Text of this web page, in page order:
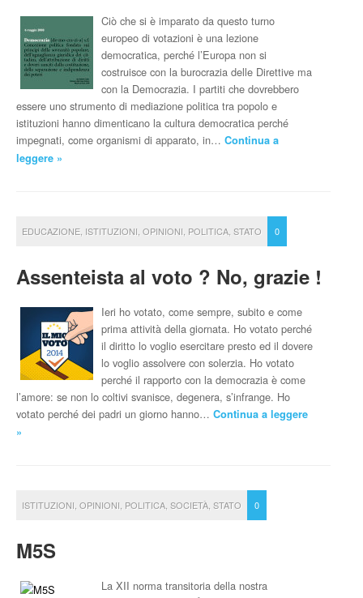
Ciò che si è imparato da questo turno
europeo di votazioni è una lezione
democratica, perché l’Europa non si
costruisce con la burocrazia delle Direttive ma
con la Democrazia. I partiti che dovrebbero
essere uno strumento di mediazione politica tra popolo e
istituzioni hanno dimenticano la cultura democratica perché
impegnati, come organismi di apparato, in… Continua a
leggere »
EDUCAZIONE ISTITUZIONI OPINIONI POLITICA STATO 0
Assenteista al voto ? No, grazie !
Ieri ho votato, come sempre, subito e come
prima attività della giornata. Ho votato perché
il diritto lo voglio esercitare presto ed il dovere
lo voglio assolvere con solerzia. Ho votato
perché il rapporto con la democrazia è come
l’amore: se non lo coltivi svanisce, degenera, s’infrange. Ho
votato perché dei padri un giorno hanno… Continua a leggere
»
ISTITUZIONI OPINIONI POLITICA SOCIETÀ STATO 0
M5S
La XII norma transitoria della nostra